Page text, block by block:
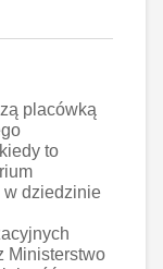
placówką
to
w dziedzinie
Ministerstwo